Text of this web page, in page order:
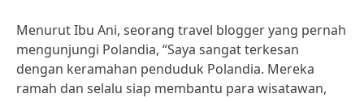
Menurut Ibu Ani, seorang travel blogger yang pernah
mengunjungi Polandia, “Saya sangat terkesan
dengan keramahan penduduk Polandia. Mereka
ramah dan selalu siap membantu para wisatawan,